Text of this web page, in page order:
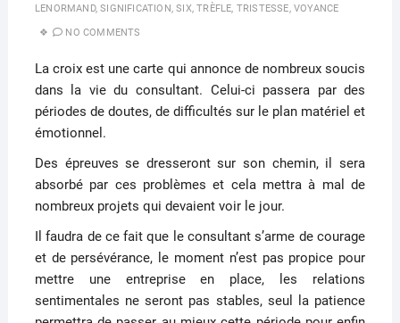
LENORMAND,SIGNIFICATION,SIX,TRÈFLE, TRISTESSE,VOYANCE
NO COMMENTS
La croix est une carte qui annonce de nombreux soucis
dans la vie du consultant. Celui-ci passera par des
périodes de doutes, de difficultés sur le plan matériel et
émotionnel.
Des épreuves se dresseront sur son chemin, il sera
absorbé par ces problèmes et cela mettra à mal de
nombreux projets qui devaient voir le jour.
Il faudra de ce fait que le consultant s’arme de courage
et de persévérance, le moment n’est pas propice pour
mettre une entreprise en place, les relations
sentimentales ne seront pas stables, seul la patience